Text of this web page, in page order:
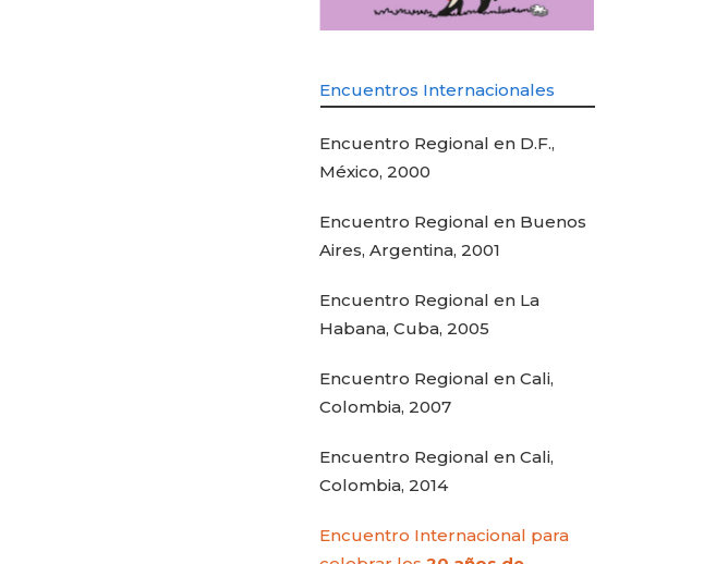
Encuentros Internacionales
Encuentro Regional en D.F.,
México, 2000
Encuentro Regional en Buenos
Aires, Argentina, 2001
Encuentro Regional en La
Habana, Cuba, 2005
Encuentro Regional en Cali,
Colombia, 2007
Encuentro Regional en Cali,
Colombia, 2014
Encuentro Internacional para